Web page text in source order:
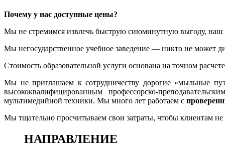
Почему у нас доступные цены?
Мы не стремимся извлечь быструю сиюминутную выгоду,
Мы негосударственное учебное заведение — никто не может
Стоимость образовательной услуги основана на точном
Мы не приглашаем к сотрудничеству дорогие «мыльные
высококвалифицированным профессорско-
мультимедийной техники. Мы много лет работаем с
Мы тщательно просчитываем свои затраты, чтобы клиентам
НАПРАВЛЕНИЕ